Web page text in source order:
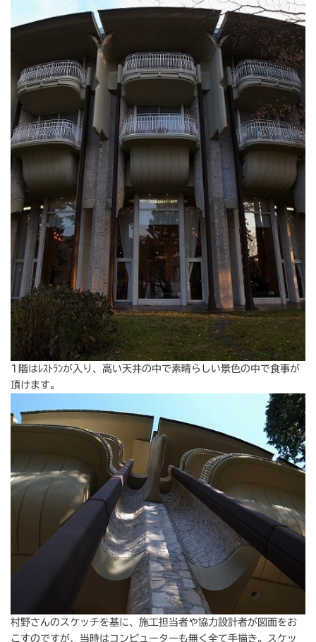
1階はﾚｽﾄﾗﾝが入り、高い天井の中で素晴らしい景色の中で食事が
頂けます。
村野さんのスケッチを基に、施工担当者や協力設計者が図面をお
こすのですが、当時はコンピューターも無く全て手描き。スケッ